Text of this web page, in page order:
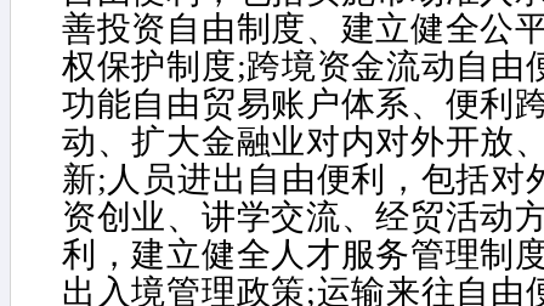
善投资自由制度、建立健全公
权保护制度;跨境资金流动自由
功能自由贸易账户体系、便利
动、扩大金融业对内对外开放
新;人员进出自由便利，包括对
资创业、讲学交流、经贸活动
利，建立健全人才服务管理制
出入境管理政策;运输来往自由